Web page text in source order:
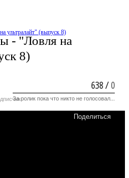
ультралайт" (выпуск 8)
- "Ловля на
8)
Поделиться
638/0
За ролик пока что никто не голосовал...